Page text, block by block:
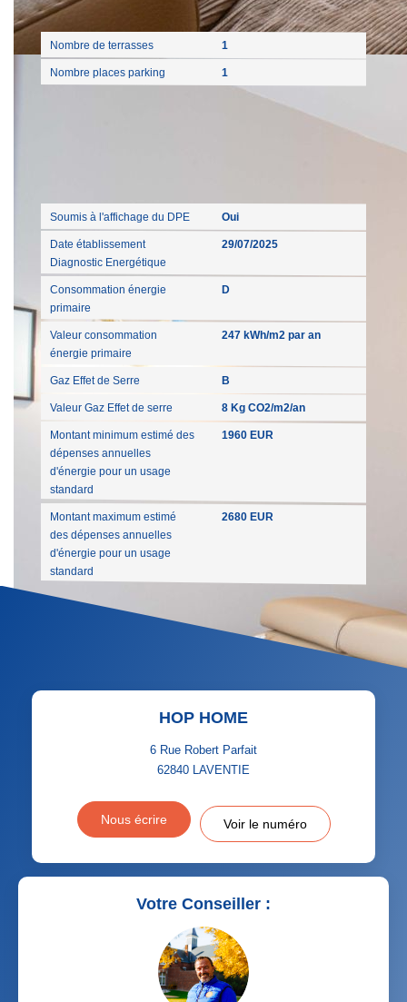
Autres
Nombre de terrasses 1
Nombre places parking 1
Soumis à l'affichage du DPE Oui
Date établissement
Diagnostic Energétique
29/07/2025
Consommation énergie
primaire
D
Valeur consommation
énergie primaire
247 kWh/m2 par an
Gaz Effet de Serre B
Valeur Gaz Effet de serre 8 Kg CO2/m2/an
Montant minimum estimé des
dépenses annuelles
d'énergie pour un usage
standard
1960 EUR
Montant maximum estimé
des dépenses annuelles
d'énergie pour un usage
standard
2680 EUR
HOP HOME
6 Rue Robert Parfait
62840 LAVENTIE
Nous écrire Voir le numéro
Votre Conseiller :